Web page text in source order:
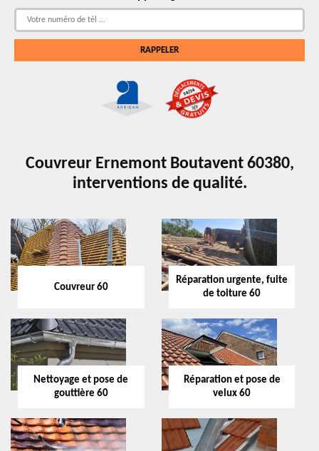
Couvreur Ernemont Boutavent 60380,
interventions de qualité.
Couvreur 60
Réparation urgente, fuite
de toiture 60
Nettoyage et pose de
gouttière 60
Réparation et pose de
velux 60